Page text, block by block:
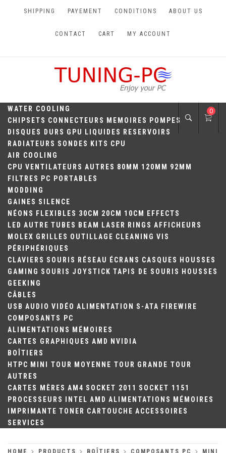
SHIPPING PAYEMENT CONDITIONS ABOUT US
CONTACT CART MY ACCOUNT
TUNING-PC
WATER COOLING
CHIPSETS CONNECTEURS MEMOIRES
POMPES
DISQUES DURS GPU LIQUIDES
RESERVOIRS
RADIATEURS SONDES KITS CPU
AIR COOLING
CPU VENTILATEURS AUTRES 80MM 120MM
92MM
FILTRES
PC PORTABLES
MODDING
GAINES SILENCE
NÉONS
FLEXIBLES 30CM 20CM 10CM
EFFECTS
LED AUTRE TUBES BEAM LASER RINGS AFFICHEURS
MOLEX GRILLES OUTILLAGE CLEANING VIS
PÉRIPHÉRIQUES
CLAVIERS SOURIS RÉSEAU ÉCRANS CASQUES
HOUSSES
GAMING SOURIS JOYSTICK TAPIS DE SOURIS
HOUSSES
GEEKING
CÂBLES
USB AUDIO VIDÉO ALIMENTATION S-ATA FIREWIRE
COMPOSANTS PC
ALIMENTATIONS
MÉMOIRES
CARTES GRAPHIQUES AMD
NVIDIA
BOÎTIERS
HTPC MINI TOUR MOYENNE TOUR GRANDE TOUR
AUTRES
CARTES MÈRES AM4 SOCKET 2011
SOCKET 1151
PROCESSEURS
INTEL AMD ALIMENTATIONS
MÉMOIRES
IMPRIMANTE TONER CARTOUCHE ACCESSOIRES
SERVICES
0
HOME PRODUCTS BOÎTIERS COMPOSANTS PC MINI